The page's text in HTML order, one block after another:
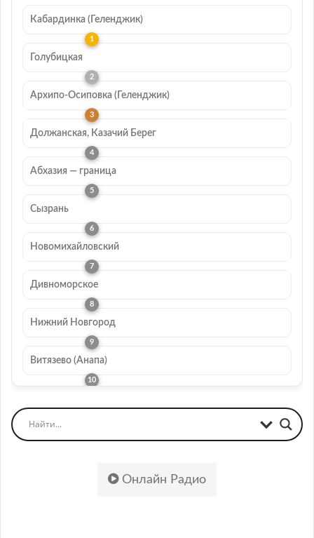
Кабардинка (Геленджик)
Голубицкая
Архипо-Осиповка (Геленджик)
Должанская, Казачий Берег
Абхазия — граница
Сызрань
Новомихайловский
Дивноморское
Нижний Новгород
Витязево (Анапа)
Онлайн Радио